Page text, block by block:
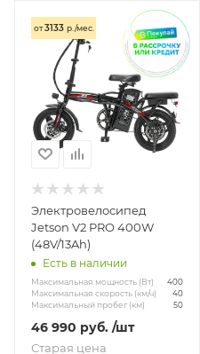
от3133 р./мес.
Электровелосипед
Jetson V2 PRO 400W
(48V/13Ah)
Есть в наличии
Максимальная мощность (Вт) 400
Максимальная скорость (км/ч) 40
Максимальный пробег (км) 50
46 990 руб. /шт
Старая цена